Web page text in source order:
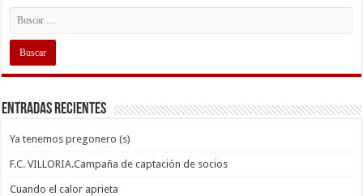
Entradas recientes
Ya tenemos pregonero (s)
F.C. VILLORIA.Campaña de captación de socios
Cuando el calor aprieta